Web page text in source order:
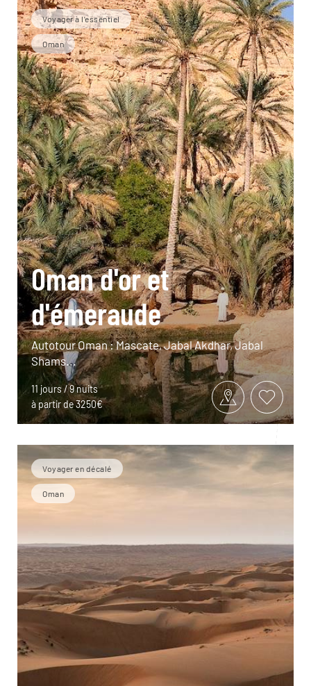
Voyager à l’essentiel
Oman
Oman d'or et
d'émeraude
Autotour Oman : Mascate, Jabal Akdhar, Jabal
Shams...
11 jours / 9 nuits
à partir de 3250€
Voyager en décalé
Oman